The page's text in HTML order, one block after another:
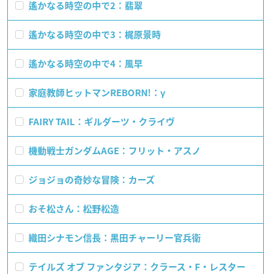
遙かなる時空の中で2：翡翠
遙かなる時空の中で3：梶原景時
遙かなる時空の中で4：風早
家庭教師ヒットマンREBORN!：γ
FAIRY TAIL：ギルダーツ・クライヴ
機動戦士ガンダムAGE：フリット・アスノ
ジョジョの奇妙な冒険：カーズ
おそ松さん：松野松造
織田シナモン信長：黒田チャーリー官兵衛
テイルズ オブ ファンタジア：クラース・F・レスター